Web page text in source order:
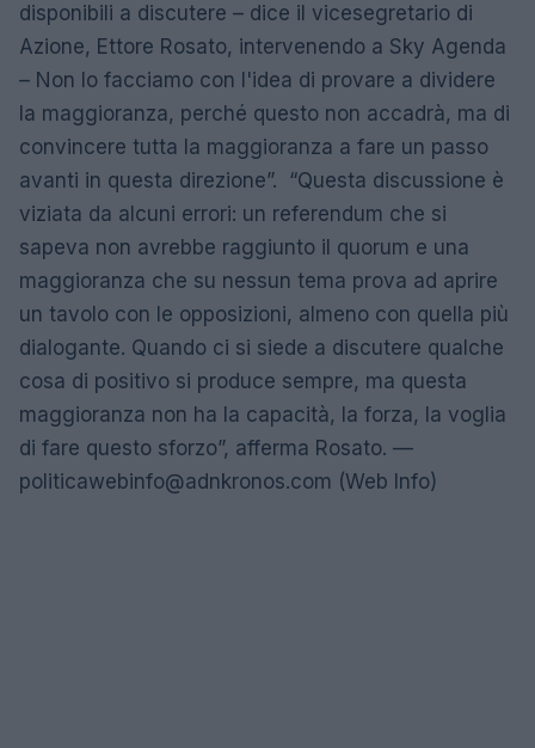
disponibili a discutere – dice il vicesegretario di
Azione, Ettore Rosato, intervenendo a Sky Agenda
– Non lo facciamo con l'idea di provare a dividere
la maggioranza, perché questo non accadrà, ma di
convincere tutta la maggioranza a fare un passo
avanti in questa direzione”. “Questa discussione è
viziata da alcuni errori: un referendum che si
sapeva non avrebbe raggiunto il quorum e una
maggioranza che su nessun tema prova ad aprire
un tavolo con le opposizioni, almeno con quella più
dialogante. Quando ci si siede a discutere qualche
cosa di positivo si produce sempre, ma questa
maggioranza non ha la capacità, la forza, la voglia
di fare questo sforzo”, afferma Rosato. —
politicawebinfo@adnkronos.com (Web Info)